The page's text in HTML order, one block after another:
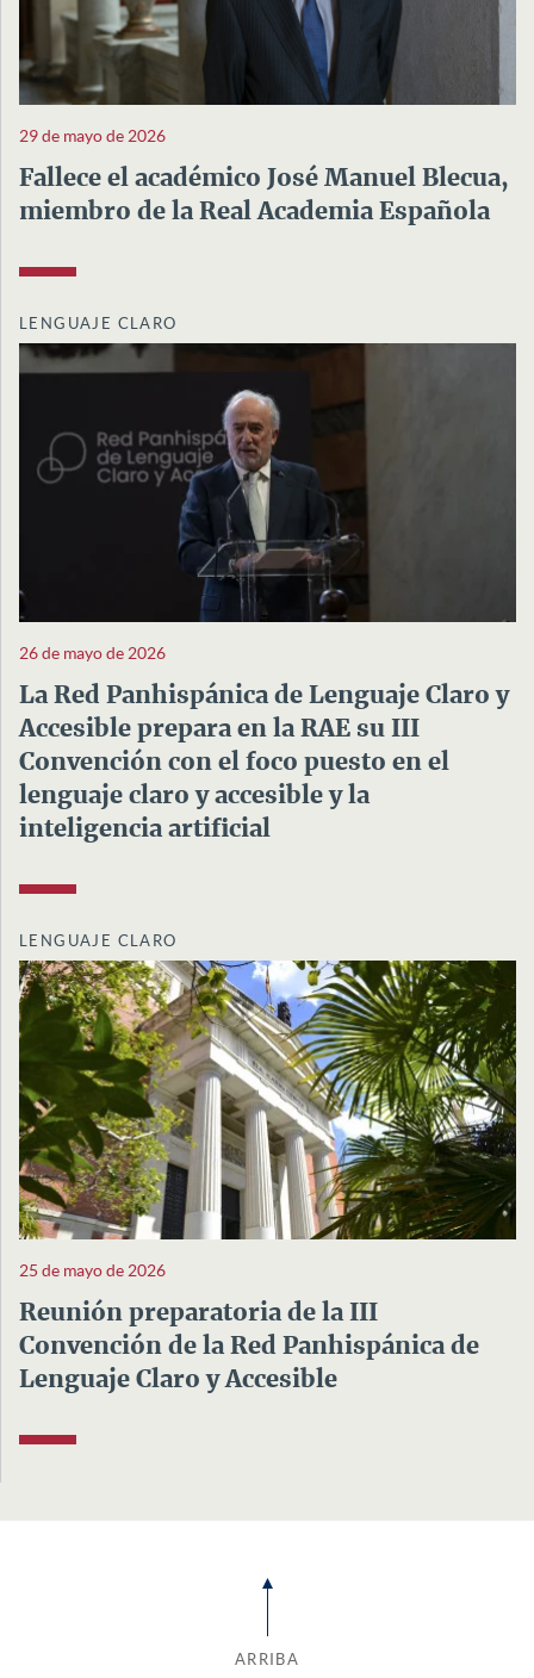
29 de mayo de 2026
Fallece el académico José Manuel Blecua,
miembro de la Real Academia Española
LENGUAJE CLARO
26 de mayo de 2026
La Red Panhispánica de Lenguaje Claro y
Accesible prepara en la RAE su III
Convención con el foco puesto en el
lenguaje claro y accesible y la
inteligencia artificial
LENGUAJE CLARO
25 de mayo de 2026
Reunión preparatoria de la III
Convención de la Red Panhispánica de
Lenguaje Claro y Accesible
ARRIBA